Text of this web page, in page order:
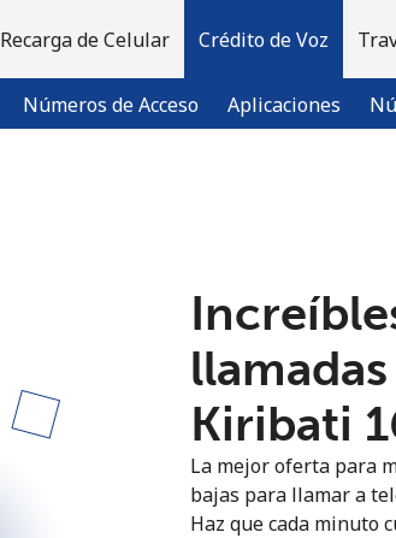
Recarga de Celular Crédito de Voz
Números de Acceso Aplicaciones
¿Ya tienes una cuenta? Inicia sesión →
Regístrate con
Kiribati
La mejor oferta para
bajas para llamar a
Haz que cada minuto